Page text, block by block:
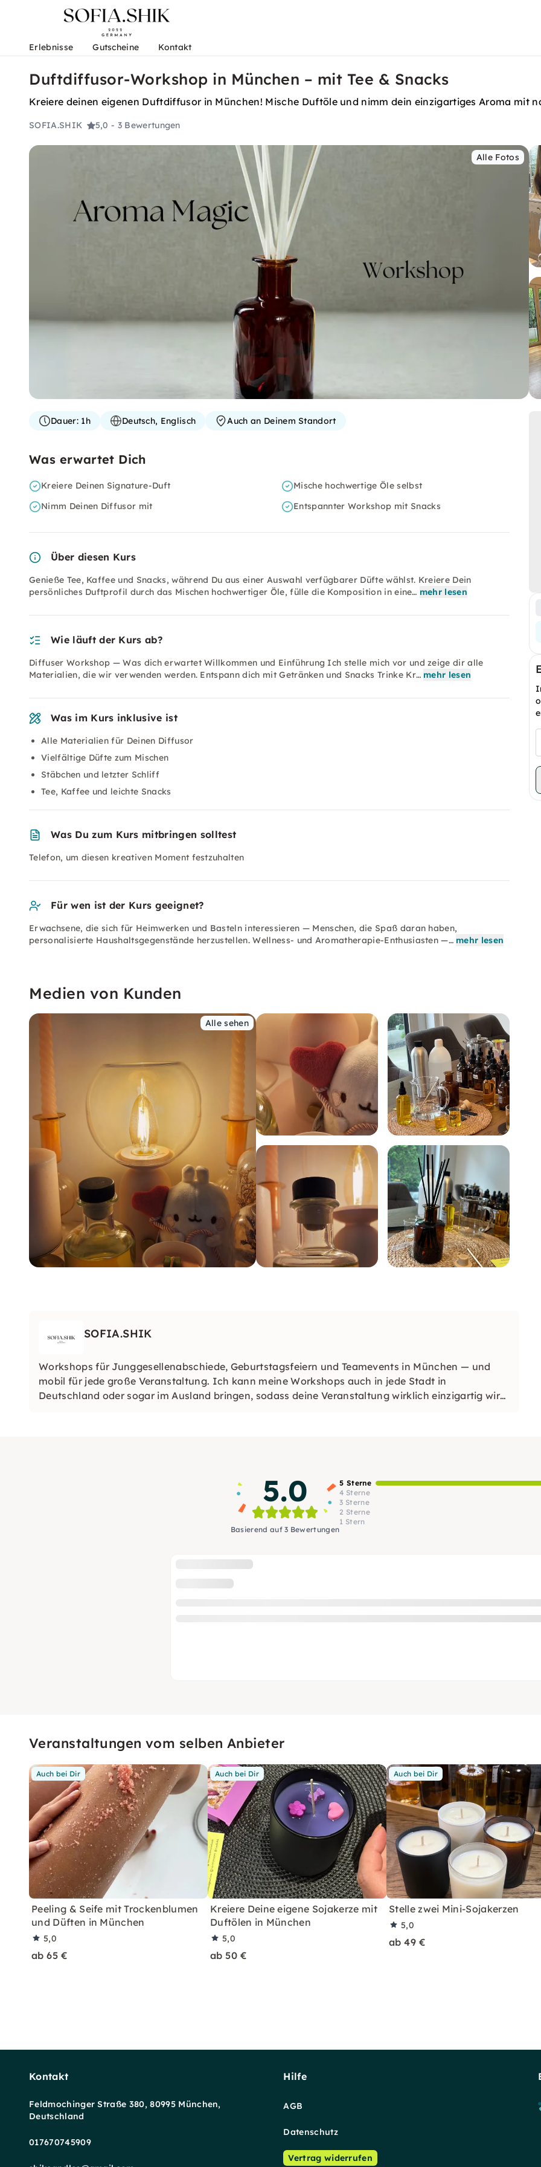
Erlebnisse Gutscheine Kontakt
Duftdiffusor-Workshop in München – mit Tee & Snacks
Kreiere deinen eigenen Duftdiffusor in München! Mische Duftöle und nimm dein einzigartiges Aroma mit
SOFIA.SHIK 5,0 - 3 Bewertungen
Alle Fotos
Dauer:1h Deutsch, Englisch Auch an Deinem Standort
Was erwartet Dich
Kreiere Deinen Signature-Duft
Mische hochwertige Öle selbst
Nimm Deinen Diffusor mit
Entspannter Workshop mit Snacks
Über diesen Kurs
Genieße Tee, Kaffee und Snacks, während Du aus einer Auswahl verfügbarer Düfte wählst. Kreiere Dein
persönliches Duftprofil durch das Mischen hochwertiger Öle, fülle die Komposition in eine… mehr lesen
Wie läuft der Kurs ab?
Diffuser Workshop — Was dich erwartet Willkommen und Einführung Ich stelle mich vor und zeige dir alle
Materialien, die wir verwenden werden. Entspann dich mit Getränken und Snacks Trinke Kr… mehr lesen
Was im Kurs inklusive ist
Alle Materialien für Deinen Diffusor
Vielfältige Düfte zum Mischen
Stäbchen und letzter Schliff
Tee, Kaffee und leichte Snacks
Was Du zum Kurs mitbringen solltest
Telefon, um diesen kreativen Moment festzuhalten
Für wen ist der Kurs geeignet?
Erwachsene, die sich für Heimwerken und Basteln interessieren — Menschen, die Spaß daran haben,
personalisierte Haushaltsgegenstände herzustellen. Wellness- und Aromatherapie-Enthusiasten —… mehr lesen
Medien von Kunden
Alle sehen
SOFIA.SHIK
Workshops für Junggesellenabschiede, Geburtstagsfeiern und Teamevents in München — und
mobil für jede große Veranstaltung. Ich kann meine Workshops auch in jede Stadt in
Deutschland oder sogar im Ausland bringen, sodass deine Veranstaltung wirklich einzigartig wird,
5.0
Basierend auf 3 Bewertungen
5 Sterne
4 Sterne
3 Sterne
2 Sterne
1 Stern
Veranstaltungen vom selben Anbieter
Auch bei Dir
Peeling & Seife mit Trockenblumen
und Düften in München
5,0
ab 65 €
Auch bei Dir
Kreiere Deine eigene Sojakerze mit
Duftölen in München
5,0
ab 50 €
Auch bei Dir
Stelle zwei Mini-Sojakerzen
5,0
ab 49 €
Kontakt
Feldmochinger Straße 380, 80995 München,
Deutschland
017670745909
Hilfe
AGB
Datenschutz
Vertrag widerrufen